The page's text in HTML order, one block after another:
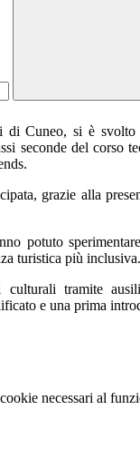
Cuneo, si è
seconde del corso
grazie alla
potuto
turistica più inclusiva.
tramite
e una prima
necessari al